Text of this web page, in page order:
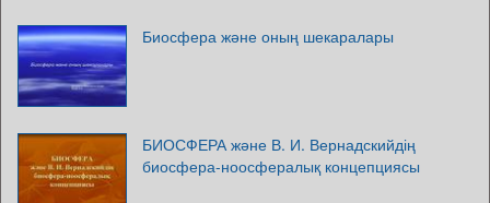
Биосфера және оның шекаралары
БИОСФЕРА және В. И. Вернадскийдің
биосфера-ноосфералық концепциясы